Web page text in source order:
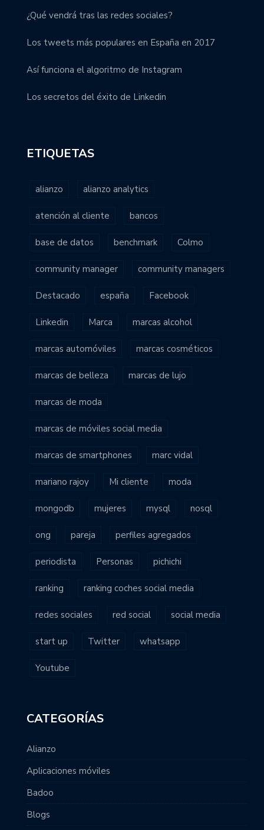
¿Qué vendrá tras las redes sociales?
Los tweets más populares en España en 2017
Así funciona el algoritmo de Instagram
Los secretos del éxito de Linkedin
ETIQUETAS
alianzo alianzo analytics
atención al cliente bancos
base de datos benchmark Colmo
community manager community managers
Destacado españa Facebook
Linkedin Marca marcas alcohol
marcas automóviles marcas cosméticos
marcas de belleza marcas de lujo
marcas de moda
marcas de móviles social media
marcas de smartphones marc vidal
mariano rajoy Mi cliente moda
mongodb mujeres mysql nosql
ong pareja perfiles agregados
periodista Personas pichichi
ranking ranking coches social media
redes sociales red social social media
start up Twitter whatsapp
Youtube
CATEGORÍAS
Alianzo
Aplicaciones móviles
Badoo
Blogs